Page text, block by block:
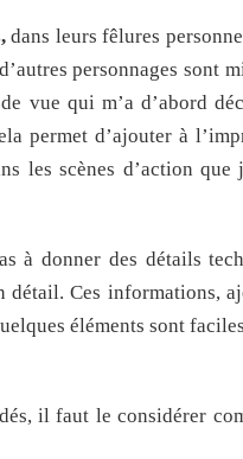
dans leurs fêlures
personnages sont
vue qui m’a d’abord
permet d’ajouter à
les scènes d’action
à donner des détails
Ces informations,
éléments sont
il faut le considérer